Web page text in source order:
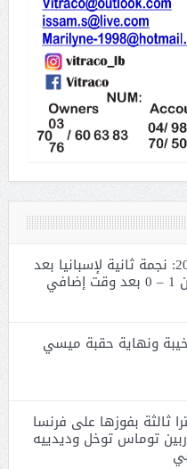
نهائي مونديال 2026: نجمة ثانية لإسبانيا بعد
ونهاية حقبة ميسي
إنكلترا ثالثة بفوزها على فرنسا
توماس توخل وديدييه